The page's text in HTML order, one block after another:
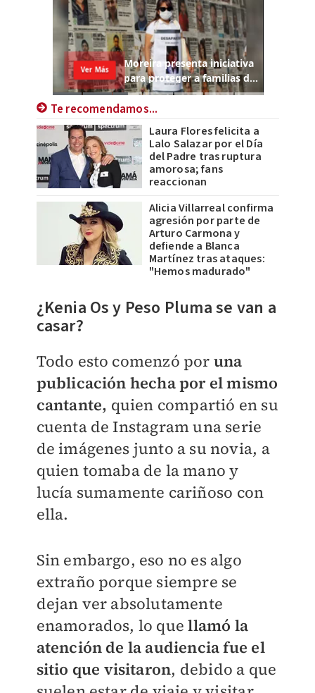
Te recomendamos...
Laura Flores felicita a
Lalo Salazar por el Día
del Padre tras ruptura
amorosa; fans
reaccionan
Alicia Villarreal confirma
agresión por parte de
Arturo Carmona y
defiende a Blanca
Martínez tras ataques:
"Hemos madurado"
¿Kenia Os y Peso Pluma se van a
casar?
Todo esto comenzó por una
publicación hecha por el mismo
cantante, quien compartió en su
cuenta de Instagram una serie
de imágenes junto a su novia, a
quien tomaba de la mano y
lucía sumamente cariñoso con
ella.
Sin embargo, eso no es algo
extraño porque siempre se
dejan ver absolutamente
enamorados, lo que llamó la
atención de la audiencia fue el
sitio que visitaron, debido a que